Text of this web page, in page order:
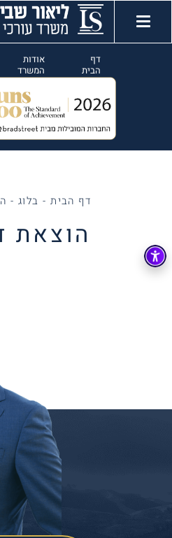
דף
הבית
אודות
המשרד
דף הבית- בלוג-
הוצאת